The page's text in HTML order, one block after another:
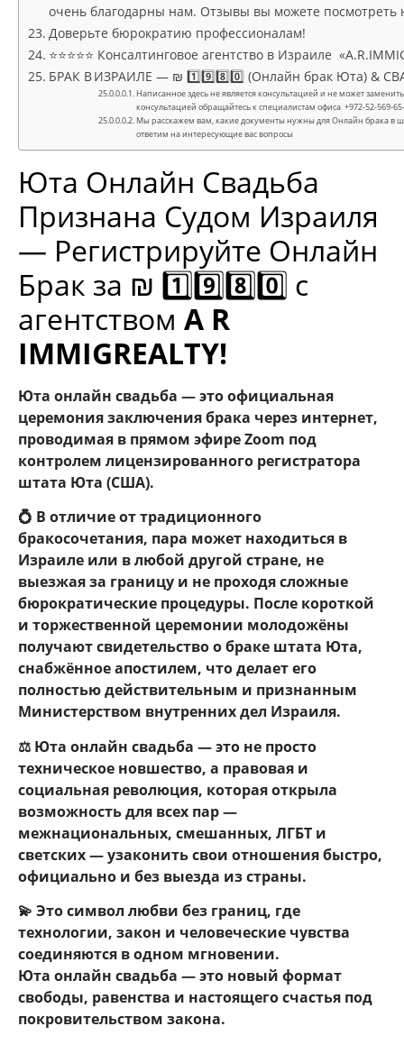
очень благодарны нам. Отзывы вы можете посмотреть
Доверьте бюрократию профессионалам!
⭐⭐⭐⭐⭐ Консалтинговое агентство в Израиле
БРАК В ИЗРАИЛЕ — ₪ 1️⃣9️⃣8️⃣0️⃣ (Онлайн брак Юта) &
Написанное здесь не является консультацией и не может
консультацией обращайтесь к специалистам офиса +972-52-569-
Мы расскажем вам, какие документы нужны для Онлайн брака в
ответим на интересующие вас вопросы
Юта Онлайн Свадьба
Признана Судом Израиля
— Регистрируйте Онлайн
Брак за ₪ 1️⃣9️⃣8️⃣0️⃣ с
агентством A R
IMMIGREALTY!
Юта онлайн свадьба — это официальная
церемония заключения брака через интернет,
проводимая в прямом эфире Zoom под
контролем лицензированного регистратора
штата Юта (США).
💍 В отличие от традиционного
бракосочетания, пара может находиться в
Израиле или в любой другой стране, не
выезжая за границу и не проходя сложные
бюрократические процедуры. После короткой
и торжественной церемонии молодожёны
получают свидетельство о браке штата Юта,
снабжённое апостилем, что делает его
полностью действительным и признанным
Министерством внутренних дел Израиля.
⚖️ Юта онлайн свадьба — это не просто
техническое новшество, а правовая и
социальная революция, которая открыла
возможность для всех пар —
межнациональных, смешанных, ЛГБТ и
светских — узаконить свои отношения быстро,
официально и без выезда из страны.
💫 Это символ любви без границ, где
технологии, закон и человеческие чувства
соединяются в одном мгновении.
Юта онлайн свадьба — это новый формат
свободы, равенства и настоящего счастья под
покровительством закона.